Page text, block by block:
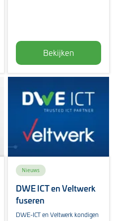
Bekijken
Nieuws
DWE ICT en Veltwerk
fuseren
DWE-ICT en Veltwerk kondigen